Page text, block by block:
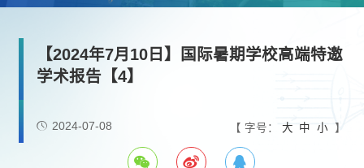
【2024年7月10日】国际暑期学校高端特邀
学术报告【4】
2024-07-08 【 字号： 大 中 小 】